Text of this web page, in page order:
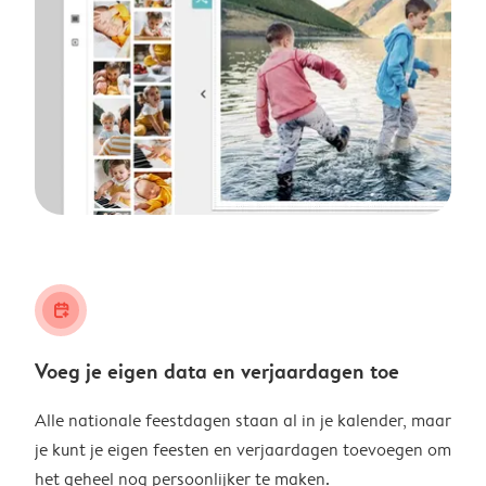
calendar_plus
Voeg je eigen data en verjaardagen toe
Alle nationale feestdagen staan al in je kalender, maar
je kunt je eigen feesten en verjaardagen toevoegen om
het geheel nog persoonlijker te maken.